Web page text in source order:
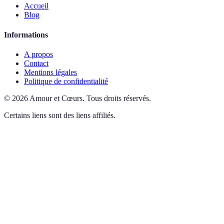
Accueil
Blog
Informations
A propos
Contact
Mentions légales
Politique de confidentialité
© 2026 Amour et Cœurs. Tous droits réservés.
Certains liens sont des liens affiliés.